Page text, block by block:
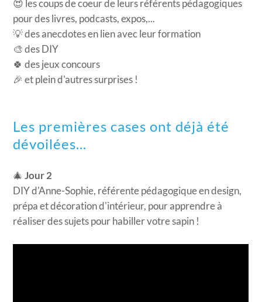
😍 les coups de coeur de leurs référents pédagogiques
pour des livres, podcasts, expos,...
💡 des anecdotes en lien avec leur formation
🎨 des DIY
🍀 des jeux concours
🎉 ​et plein d'autres surprises !
Les premières cases ont déjà été
dévoilées...
🎄Jour 2
DIY d'Anne-Sophie, référente pédagogique en design,
prépa et décoration d'intérieur, pour apprendre à
réaliser des sujets pour habiller votre sapin !